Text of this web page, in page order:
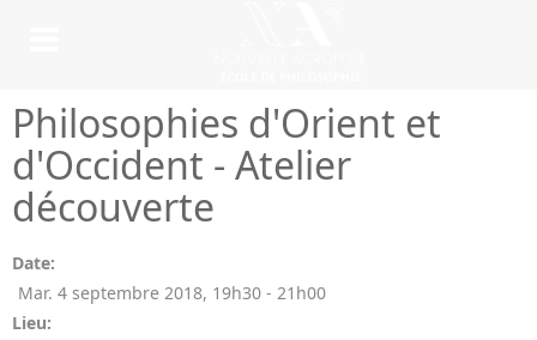
Philosophies d'Orient et
d'Occident - Atelier
découverte
Date:
Mar. 4 septembre 2018, 19h30 - 21h00
Lieu: